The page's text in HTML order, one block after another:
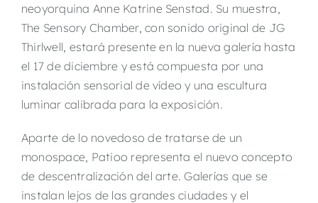
neoyorquina Anne Katrine Senstad. Su muestra,
The Sensory Chamber, con sonido original de JG
Thirlwell, estará presente en la nueva galería hasta
el 17 de diciembre y está compuesta por una
instalación sensorial de vídeo y una escultura
luminar calibrada para la exposición.
Aparte de lo novedoso de tratarse de un
monospace, Patioo representa el nuevo concepto
de descentralización del arte. Galerías que se
instalan lejos de las grandes ciudades y el